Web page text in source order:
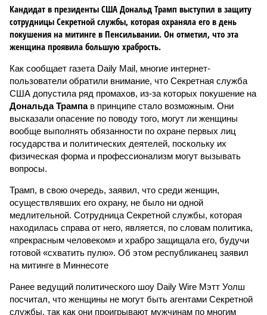
Кандидат в президенты США Дональд Трамп выступил в защиту
сотрудницы Секретной службы, которая охраняла его в день
покушения на митинге в Пенсильвании. Он отметил, что эта
женщина проявила большую храбрость.
Как сообщает газета Daily Mail, многие интернет-
пользователи обратили внимание, что Секретная служба
США допустила ряд промахов, из-за которых покушение на
Дональда Трампав принципе стало возможным. Они
высказали опасение по поводу того, могут ли женщины
вообще выполнять обязанности по охране первых лиц
государства и политических деятелей, поскольку их
физическая форма и профессионализм могут вызывать
вопросы.
Трамп, в свою очередь, заявил, что среди женщин,
осуществлявших его охрану, не было ни одной
медлительной. Сотрудница Секретной службы, которая
находилась справа от него, является, по словам политика,
«прекрасным человеком» и храбро защищала его, будучи
готовой «схватить пулю». Об этом республиканец заявил
на митинге в Миннесоте
Ранее ведущий политического шоу Daily Wire Мэтт Уолш
посчитал, что женщины не могут быть агентами Секретной
службы, так как они проигрывают мужчинам по многим